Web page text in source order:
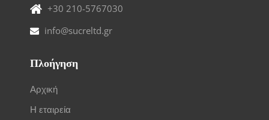
+30 210-5767030
info@sucreltd.gr
Πλοήγηση
Αρχική
Η εταιρεία